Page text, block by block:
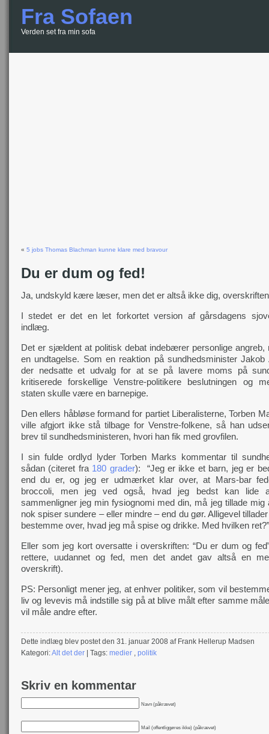
Fra Sofaen
Verden set fra min sofa
« 5 jobs Thomas Blachman kunne klare med bravour
Du er dum og fed!
Ja, undskyld kære læser, men det er altså ikke dig,
I stedet er det en let forkortet version af gårsdagens
indlæg.
Det er sjældent at politisk debat indebærer personlige angreb,
en undtagelse. Som en reaktion på sundhedsminister Jakob
der nedsatte et udvalg for at se på lavere moms på
kritiserede forskellige Venstre-politikere beslutningen og
staten skulle være en barnepige.
Den ellers håbløse formand for partiet Liberalisterne, Torben
ville afgjort ikke stå tilbage for Venstre-folkene, så han
brev til sundhedsministeren, hvori han fik med grovfilen.
I sin fulde ordlyd lyder Torben Marks kommentar til
sådan (citeret fra 180 grader): “Jeg er ikke et barn, jeg er
end du er, og jeg er udmærket klar over, at Mars-bar
broccoli, men jeg ved også, hvad jeg bedst kan lide
sammenligner jeg min fysiognomi med din, må jeg tillade mig
nok spiser sundere – eller mindre – end du gør. Alligevel
bestemme over, hvad jeg må spise og drikke. Med hvilken ret?”
Eller som jeg kort oversatte i overskriften: “Du er dum og
rettere, uudannet og fed, men det andet gav altså en
overskrift).
PS: Personligt mener jeg, at enhver politiker, som vil
liv og levevis må indstille sig på at blive målt efter samme
vil måle andre efter.
Dette indlæg blev postet den 31. januar 2008 af Frank Hellerup Madsen
Kategori:Alt det der | Tags: medier , politik
Skriv en kommentar
Navn (påkrævet)
Mail (offentliggøres ikke) (påkrævet)